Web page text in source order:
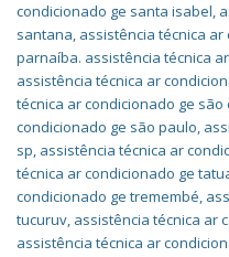
condicionado ge santa isabel,
santana, assistência técnica
parnaíba. assistência técnica
assistência técnica ar
técnica ar condicionado ge são
condicionado ge são paulo,
sp, assistência técnica ar
técnica ar condicionado ge
condicionado ge tremembé,
tucuruv, assistência técnica ar
assistência técnica ar